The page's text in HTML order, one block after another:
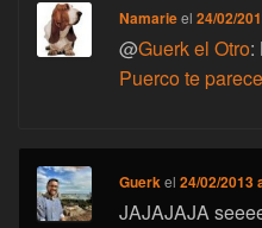
Namarieel24/02/
@Guerk el Otro:
Puerco te
Guerkel24/02/2013
JAJAJAJA